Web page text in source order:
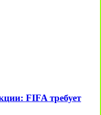
FIFA требует